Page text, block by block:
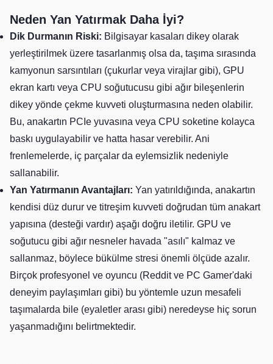
Neden Yan Yatırmak Daha İyi?
Dik Durmanın Riski: Bilgisayar kasaları dikey olarak
yerleştirilmek üzere tasarlanmış olsa da, taşıma sırasında
kamyonun sarsıntıları (çukurlar veya virajlar gibi), GPU
ekran kartı veya CPU soğutucusu gibi ağır bileşenlerin
dikey yönde çekme kuvveti oluşturmasına neden olabilir.
Bu, anakartın PCIe yuvasına veya CPU soketine kolayca
baskı uygulayabilir ve hatta hasar verebilir. Ani
frenlemelerde, iç parçalar da eylemsizlik nedeniyle
sallanabilir.
Yan Yatırmanın Avantajları: Yan yatırıldığında, anakartın
kendisi düz durur ve titreşim kuvveti doğrudan tüm anakart
yapısına (desteği vardır) aşağı doğru iletilir. GPU ve
soğutucu gibi ağır nesneler havada "asılı" kalmaz ve
sallanmaz, böylece bükülme stresi önemli ölçüde azalır.
Birçok profesyonel ve oyuncu (Reddit ve PC Gamer'daki
deneyim paylaşımları gibi) bu yöntemle uzun mesafeli
taşımalarda bile (eyaletler arası gibi) neredeyse hiç sorun
yaşanmadığını belirtmektedir.